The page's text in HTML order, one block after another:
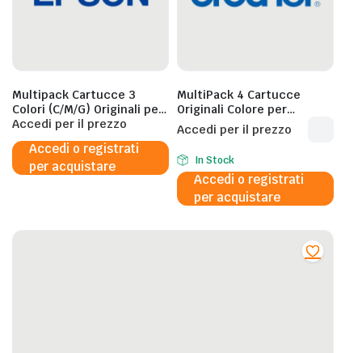
Multipack Cartucce 3
Colori (C/M/G) Originali per
Epson Rhino T1006 – 11,1
ml x 3
Accedi per il prezzo
Accedi o registrati
per acquistare
MultiPack 4 Cartucce
Originali Colore per
Brother LC970VALBP – DCP
135C/150C -300 PAgine
Accedi per il prezzo
In Stock
Accedi o registrati
per acquistare